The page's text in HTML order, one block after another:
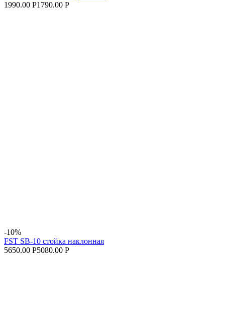
1990.00 Р1790.00 Р
-10%
FST SB-10 стойка наклонная
5650.00 Р5080.00 Р